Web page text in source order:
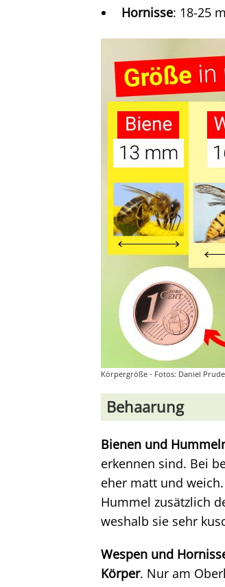
Hornisse: 18-25
Körpergröße - Fotos: Daniel
Behaarung
Bienen und
erkennen sind. Bei
eher matt und
Hummel zusätzlich
weshalb sie sehr
Wespen und
Körper. Nur am